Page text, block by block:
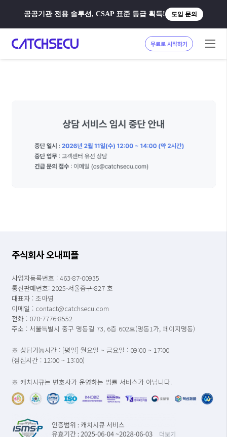
공공기관 전용 솔루션, CSAP 표준 등급 획득! 도입 문의
무료로 시작하기
주식회사 오내피플
사업자등록번호 : 463-87-00935
통신판매번호: 2025-서울중구-827 호
대표자 : 조아영
이메일 : contact@catchsecu.com
전화 : 070-7776-8552
주소 : 서울특별시 중구 명동길 73, 6층 602호(명동1가, 페이지명동)
※ 상담가능시간 : [평일] 월요일 ~ 금요일 : 09:00 ~ 17:00
(점심시간 : 12:00 ~ 13:00)
※ 캐치시큐는 변호사가 운영하는 법률 서비스가 아닙니다.